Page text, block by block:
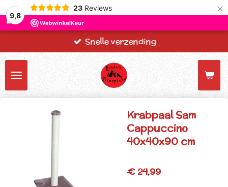
9,8
23 Reviews ×
Snelle verzending
Krabpaal Sam
Cappuccino
40x40x90 cm
€ 24,99